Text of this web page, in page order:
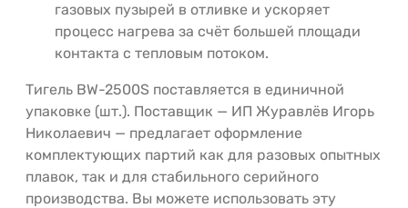
газовых пузырей в отливке и ускоряет
процесс нагрева за счёт большей площади
контакта с тепловым потоком.
Тигель BW-2500S поставляется в единичной
упаковке (шт.). Поставщик — ИП Журавлёв Игорь
Николаевич — предлагает оформление
комплектующих партий как для разовых опытных
плавок, так и для стабильного серийного
производства. Вы можете использовать эту